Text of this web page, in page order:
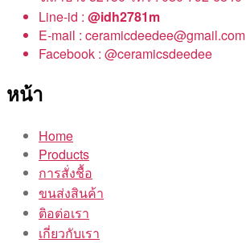
Line-id : @idh2781m
E-mail : ceramicdeedee@gmail.com
Facebook : @ceramicsdeedee
หน้า
Home
Products
การสั่งชื้อ
ขนส่งสินค้า
ติอต่อเรา
เกี่ยวกับเรา